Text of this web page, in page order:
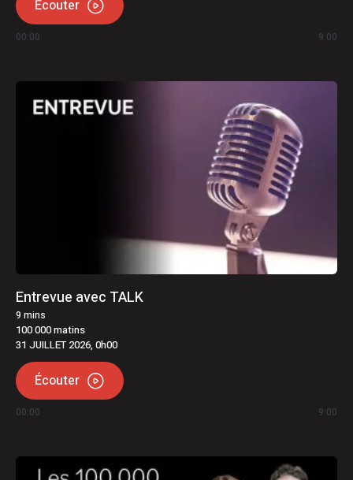
Écouter
00:00 9:00
Entrevue avec TALK
9 mins
100 000 matins
31 JUILLET 2026, 0h00
Écouter
00:00 9:00